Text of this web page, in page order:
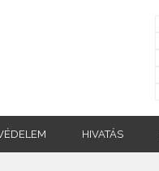
HIVATÁS